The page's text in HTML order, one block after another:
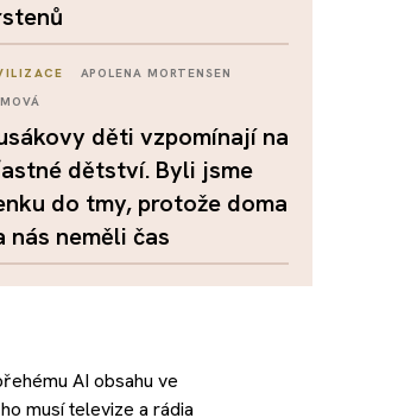
APOLENA MORTENSEN
děti vzpomínají na
dětství. Byli jsme
do tmy, protože doma
nás neměli čas